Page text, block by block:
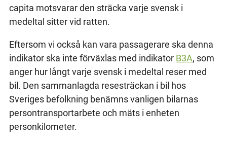
capita motsvarar den sträcka varje svensk i
medeltal sitter vid ratten.
Eftersom vi också kan vara passagerare ska denna
indikator ska inte förväxlas med indikator B3A, som
anger hur långt varje svensk i medeltal reser med
bil. Den sammanlagda resesträckan i bil hos
Sveriges befolkning benämns vanligen bilarnas
persontransportarbete och mäts i enheten
personkilometer.